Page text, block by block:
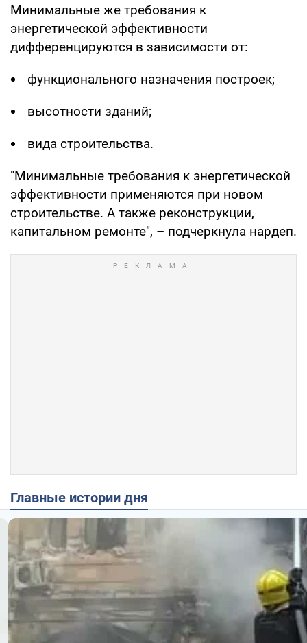
Минимальные же требования к
энергетической эффективности
дифференцируются в зависимости от:
функционального назначения построек;
высотности зданий;
вида строительства.
"Минимальные требования к энергетической
эффективности применяются при новом
строительстве. А также реконструкции,
капитальном ремонте", – подчеркнула нардеп.
Главные истории дня